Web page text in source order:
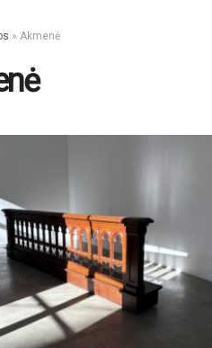
» Akmenė